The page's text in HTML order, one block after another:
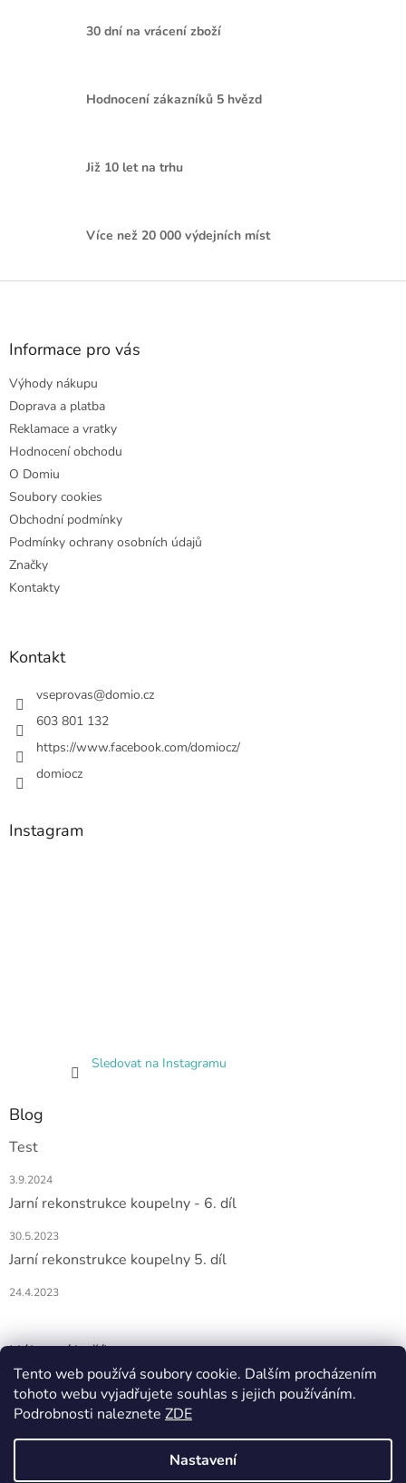
Tento web používá soubory cookie. Dalším procházením
tohoto webu vyjadřujete souhlas s jejich používáním.
Podrobnosti naleznete ZDE
Nastavení
30 dní na vrácení zboží
Hodnocení zákazníků 5 hvězd
Již 10 let na trhu
Více než 20 000 výdejních míst
Z
Informace pro vás
Výhody nákupu
Doprava a platba
Reklamace a vratky
Hodnocení obchodu
O Domiu
Soubory cookies
Obchodní podmínky
Podmínky ochrany osobních údajů
Značky
Kontakty
Kontakt
vseprovas@domio.cz
603 801 132
https://www.facebook.com/domiocz/
domiocz
Instagram
Sledovat na Instagramu
Blog
Test
3.9.2024
Jarní rekonstrukce koupelny - 6. díl
30.5.2023
Jarní rekonstrukce koupelny 5. díl
24.4.2023
Nákupní košík
0KS /0 KČ
Vytvořil Shoptet